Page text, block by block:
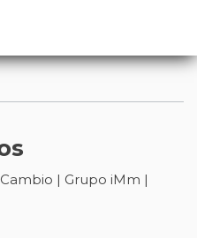
| Grupo iMm |